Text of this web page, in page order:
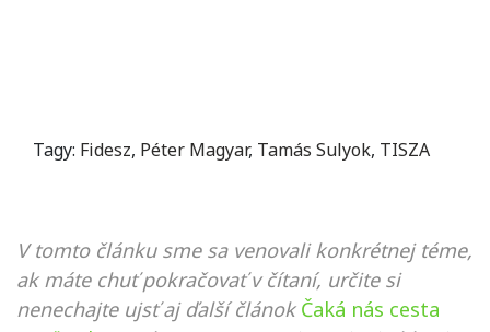
Tagy: Fidesz, Péter Magyar, Tamás Sulyok, TISZA
V tomto článku sme sa venovali konkrétnej téme,
ak máte chuť pokračovať v čítaní, určite si
nenechajte ujsť aj ďalší článok Čaká nás cesta